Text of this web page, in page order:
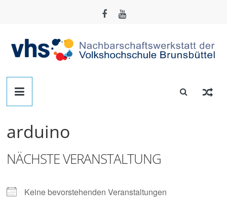
Nachbarschafts-
Werkstatt
Brunsbüttel
Der
zum
arduino
NÄCHSTE VERANSTALTUNG
Keine bevorstehenden Veranstaltungen